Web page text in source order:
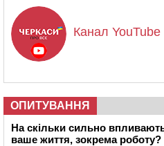
Канал YouTube
ОПИТУВАННЯ
На скільки сильно
ваше життя, зокрема роботу?